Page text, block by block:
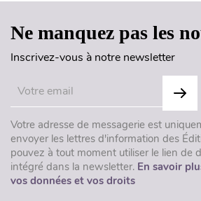
Ne manquez pas les
Inscrivez-vous à notre newsletter
Votre adresse de messagerie est
envoyer les lettres d'information des
pouvez à tout moment utiliser le lien de
intégré dans la newsletter. En savoir
vos données et vos droits